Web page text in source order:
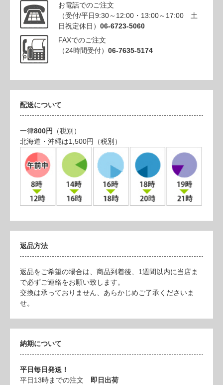
お電話でのご注文
（受付/平日9:30～12:00・13:00～17:00 土
日祝定休日） 06-6723-5060
FAXでのご注文
（24時間受付） 06-7635-5174
配送について
一律800円
（税別）
北海道・沖縄は1,500円（税別）
返品方法
返品をご希望の場合は、商品到着後、1週間以内に当店ま
で必ずご連絡をお願い致します。
交換は承っておりません、あらかじめご了承くださいま
せ。
納期について
平日毎日発送！
平日13時までの注文 即日出荷